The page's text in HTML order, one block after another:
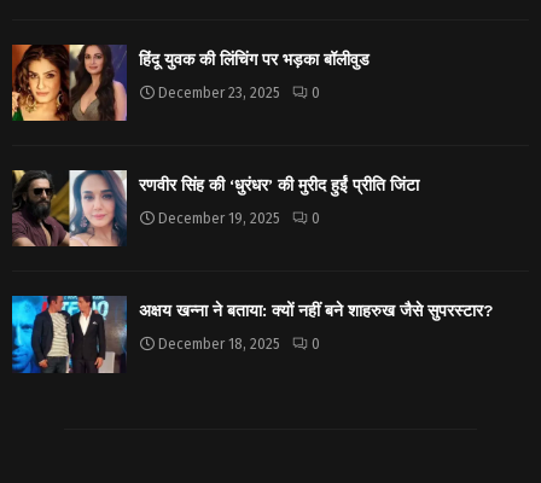
हिंदू युवक की लिंचिंग पर भड़का बॉलीवुड
December 23, 2025 0
रणवीर सिंह की ‘धुरंधर’ की मुरीद हुईं प्रीति जिंटा
December 19, 2025 0
अक्षय खन्ना ने बताया: क्यों नहीं बने शाहरुख जैसे सुपरस्टार?
December 18, 2025 0